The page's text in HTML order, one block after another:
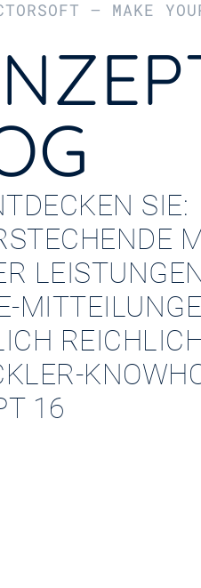
– MAKE
SIE:
16